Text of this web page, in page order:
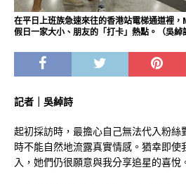
在平日上班族急速來往的香港站電梯通道裡
假日一家大小、朋友的「打卡」熱點。（吳綽
記者｜吳綽詩
起初採訪時，最擔心自己無法代入粉絲
時不能自然地流露真實情感。猶幸即
入，她們仍很願意與我分享追星的喜悅